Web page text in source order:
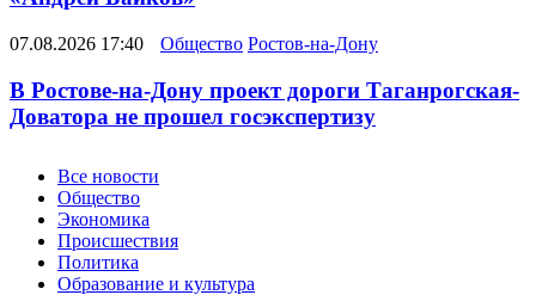
07.08.2026 17:40 Общество Ростов-на-Дону
В Ростове-на-Дону проект дороги Таганрогская-
Доватора не прошел госэкспертизу
Новости
Все новости
Общество
Экономика
Происшествия
Политика
Образование и культура